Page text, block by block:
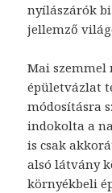
nyílászárók
jellemző
Mai szemmel
épületvázlat
módosításra
indokolta a
is csak
alsó látvány
környékbeli